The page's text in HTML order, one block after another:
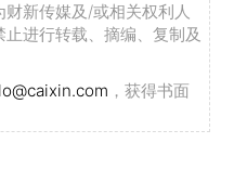
新传媒及/或相关权利人
进行转载、摘编、复制及
，获得书面